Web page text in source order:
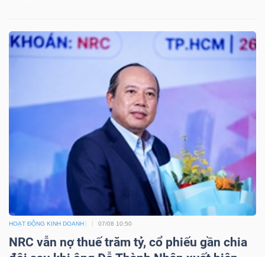
HOẠT ĐỘNG KINH DOANH 07/08 10:50
NRC vẫn nợ thuế trăm tỷ, cổ phiếu gần chia